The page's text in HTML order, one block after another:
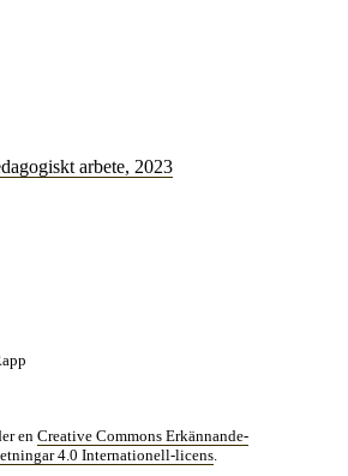
arbete, 2023
en Creative Commons Erkännande-
4.0 Internationell-licens